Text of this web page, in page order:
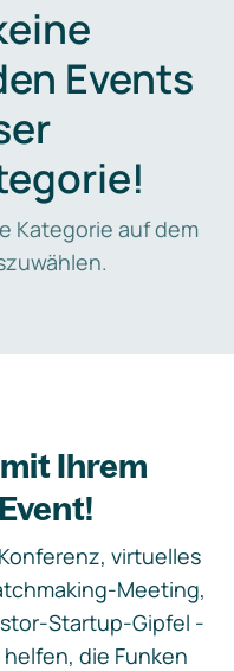
Events
Kategorie auf dem
Ihrem
virtuelles
Meeting,
Startup-Gipfel -
die Funken